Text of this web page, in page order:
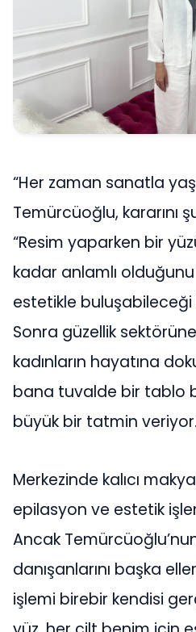
“Her zaman sanatla
Temürcüoğlu, kararını
“Resim yaparken bir
kadar anlamlı
estetikle buluşabileceği
Sonra güzellik sektörüne
kadınların hayatına
bana tuvalde bir tablo
büyük bir tatmin
Merkezinde kalıcı
epilasyon ve estetik
Ancak
danışanlarını başka
işlemi birebir kendisi